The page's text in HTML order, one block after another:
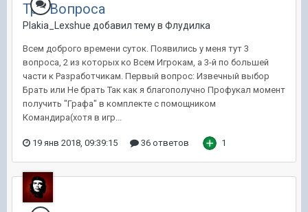
Три Вопроса
Plakia_Lexshue добавил тему в Флудилка
Всем доброго времени суток. Появились у меня тут 3
вопроса, 2 из которых ко Всем Игрокам, а 3-й по большей
части к Разработчикам. Первый вопрос: Извечный выбор
Брать или Не брать Так как я благополучно Профукал момент
получить "Графа" в комплекте с помощником
Командира(хотя в игр...
19 янв 2018, 09:39:15 36 ответов 1